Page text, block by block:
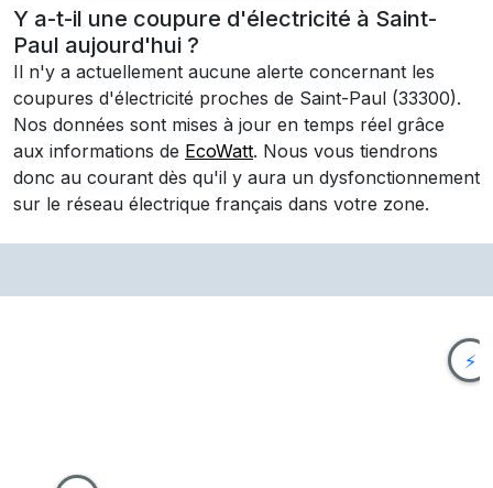
Y a-t-il une coupure d'électricité à Saint-
Paul aujourd'hui ?
Il n'y a actuellement aucune alerte concernant les
coupures d'électricité proches de Saint-Paul (33300).
Nos données sont mises à jour en temps réel grâce
aux informations de EcoWatt. Nous vous tiendrons
donc au courant dès qu'il y aura un dysfonctionnement
sur le réseau électrique français dans votre zone.
⚡